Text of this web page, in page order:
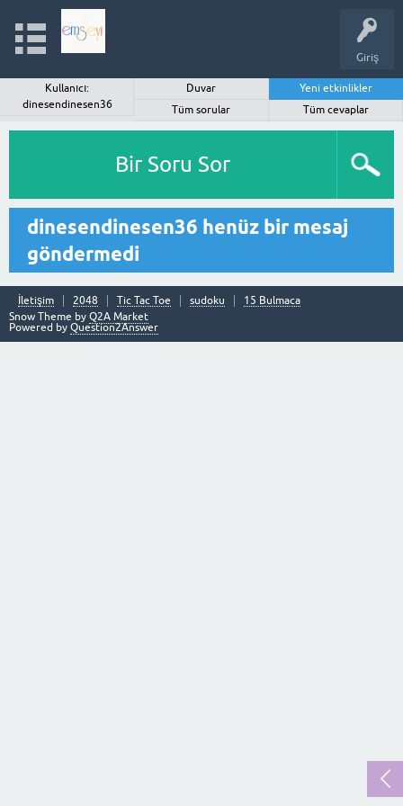
Giriş
Kullanıcı:
dinesendinesen36
Duvar
Yeni etkinlikler
Tüm sorular
Tüm cevaplar
Bir Soru Sor
dinesendinesen36 henüz bir mesaj
göndermedi
İletişim 2048 Tic Tac Toe sudoku
15 Bulmaca
Snow Theme by Q2A Market
Powered by Question2Answer